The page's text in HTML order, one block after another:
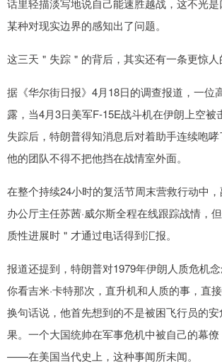
某种对现实边界的感知出了问题。
这三天＂失踪＂的背后，其实还有一条更惊人
据《华尔街日报》4月18日的调查报道，一位
露，当4月3日美军F-15E战斗机在伊朗上空被
失踪后，特朗普得知消息后对着助手连续咆
他的团队不得不把他挡在战情室外面。
在整个持续24小时的复活节周末营救行动中
办公厅主任苏茜·威尔斯全程在线跟踪战情，
质性进展时＂才通过电话得到汇报。
报道还提到，特朗普对1979年伊朗人质危机
你看吉米·卡特那次，直升机和人质的事，直
换句话说，他首先想到的不是被困飞行员的
果。一个大国统帅在军事危机中被自己的幕
——在美国当代史上，这种事闻所未闻。